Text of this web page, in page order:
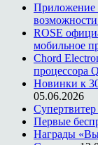
Приложение
ROSE
мобильное
Chord
процессора
Новинки к
05.06.2026
Супертвитер
Первые
Награды